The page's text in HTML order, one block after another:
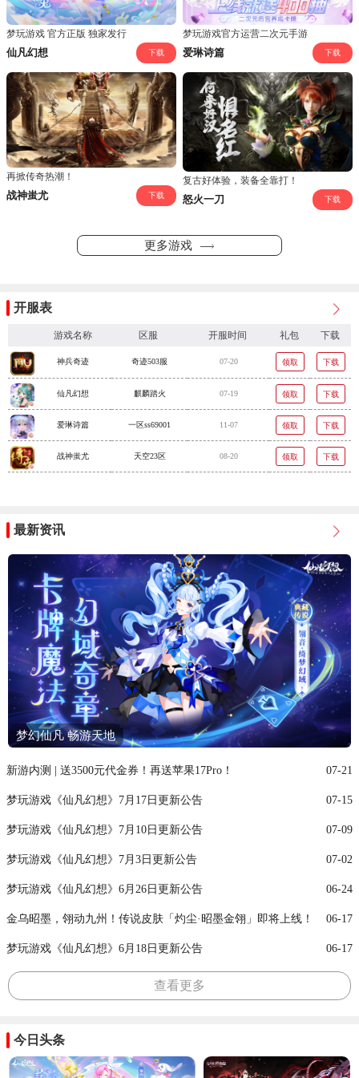
梦玩游戏 官方正版 独家发行
仙凡幻想 下载
梦玩游戏官方运营二次元手游
爱琳诗篇 下载
再掀传奇热潮！
战神蚩尤 下载
复古好体验，装备全靠打！
怒火一刀 下载
更多游戏
开服表
游戏名称 区服 开服时间 礼包 下载
神兵奇迹 奇迹503服 07-20 领取 下载
仙凡幻想 麒麟踏火 07-19 领取 下载
爱琳诗篇 一区ss69001 11-07 领取 下载
战神蚩尤 天空23区 08-20 领取 下载
最新资讯
梦幻仙凡 畅游天地
新游内测 | 送3500元代金券！再送苹果17Pro！ 07-21
梦玩游戏《仙凡幻想》7月17日更新公告 07-15
梦玩游戏《仙凡幻想》7月10日更新公告 07-09
梦玩游戏《仙凡幻想》7月3日更新公告 07-02
梦玩游戏《仙凡幻想》6月26日更新公告 06-24
金乌昭墨，翎动九州！传说皮肤「灼尘·昭墨金翎」即将上线！ 06-17
梦玩游戏《仙凡幻想》6月18日更新公告 06-17
查看更多
今日头条